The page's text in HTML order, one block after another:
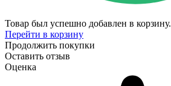
Товар был успешно добавлен в корзину.
Перейти в корзину
Продолжить покупки
Оставить отзыв
Оценка